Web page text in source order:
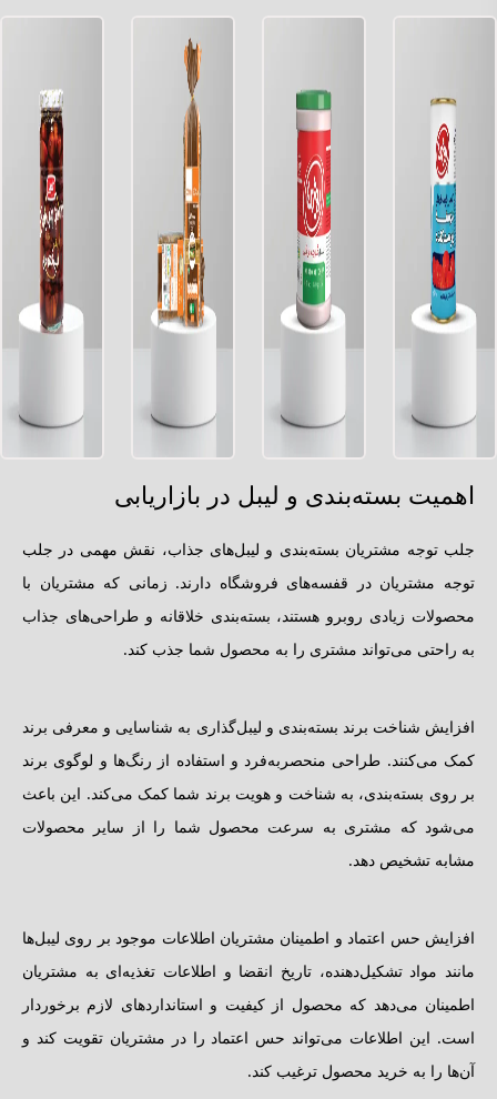
اهمیت بسته‌بندی و لیبل در بازاریابی
جلب توجه مشتریان بسته‌بندی و لیبل‌های جذاب، نقش مهمی در جلب
توجه مشتریان در قفسه‌های فروشگاه دارند. زمانی که مشتریان با
محصولات زیادی روبرو هستند، بسته‌بندی خلاقانه و طراحی‌های جذاب
به راحتی می‌تواند مشتری را به محصول شما جذب کند.
افزایش شناخت برند بسته‌بندی و لیبل‌گذاری به شناسایی و معرفی برند
کمک می‌کنند. طراحی منحصربه‌فرد و استفاده از رنگ‌ها و لوگوی برند
بر روی بسته‌بندی، به شناخت و هویت برند شما کمک می‌کند. این باعث
می‌شود که مشتری به سرعت محصول شما را از سایر محصولات
مشابه تشخیص دهد.
افزایش حس اعتماد و اطمینان مشتریان اطلاعات موجود بر روی لیبل‌ها
مانند مواد تشکیل‌دهنده، تاریخ انقضا و اطلاعات تغذیه‌ای به مشتریان
اطمینان می‌دهد که محصول از کیفیت و استانداردهای لازم برخوردار
است. این اطلاعات می‌تواند حس اعتماد را در مشتریان تقویت کند و
آن‌ها را به خرید محصول ترغیب کند.